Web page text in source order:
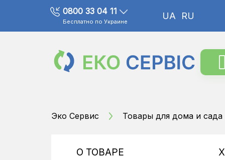
0800 33 04 11
Бесплатно по Украине
UA RU
Эко Сервис Товары для дома и сада
О ТОВАРЕ